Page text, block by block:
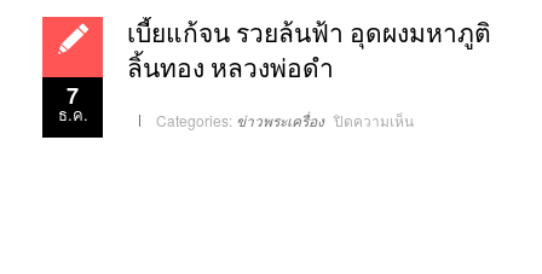
7
ธ.ค.
เบี้ยแก้จน รวยล้นฟ้า อุดผงมหาภูติ
ลิ้นทอง หลวงพ่อดำ
Categories: ข่าวพระเครื่อง ปิดความเห็นบน
เบี้ย